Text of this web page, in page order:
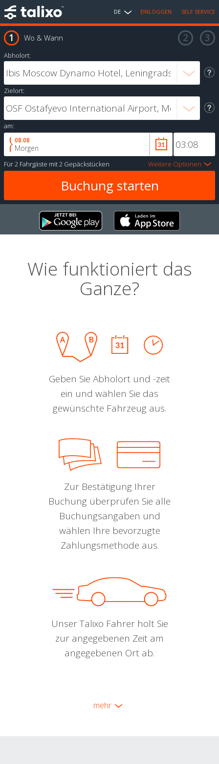
DE EINLOGGEN SELF SERVICE
Wo & Wann
Abholort:
Zielort:
am:
08.08
Morgen
Für2 Fahrgäste mit2 Gepäckstücken Weitere Optionen
Wie funktioniert das
Ganze?
Geben Sie Abholort und -zeit
ein und wählen Sie das
gewünschte Fahrzeug aus.
Zur Bestätigung Ihrer
Buchung überprüfen Sie alle
Buchungsangaben und
wählen Ihre bevorzugte
Zahlungsmethode aus.
Unser Talixo Fahrer holt Sie
zur angegebenen Zeit am
angegebenen Ort ab.
mehr